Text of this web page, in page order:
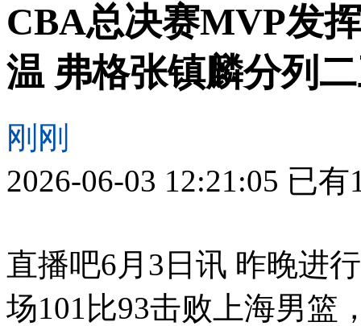
CBA总决赛MVP发
温 弗格张镇麟分列
刚刚
2026-06-03 12:21:05 已有
直播吧6月3日讯 昨晚进
场101比93击败上海男篮